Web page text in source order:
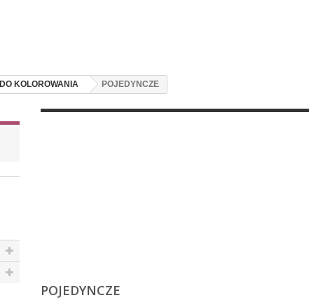
DO KOLOROWANIA POJEDYNCZE
POJEDYNCZE